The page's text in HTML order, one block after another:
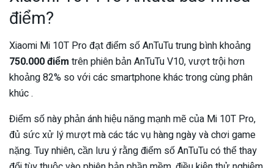
điểm?
Xiaomi Mi 10T Pro đạt điểm số AnTuTu trung bình khoảng
750.000 điểm trên phiên bản AnTuTu V10, vượt trội hơn
khoảng 82% so với các smartphone khác trong cùng phân
khúc .
Điểm số này phản ánh hiệu năng mạnh mẽ của Mi 10T Pro,
đủ sức xử lý mượt mà các tác vụ hàng ngày và chơi game
nặng. Tuy nhiên, cần lưu ý rằng điểm số AnTuTu có thể thay